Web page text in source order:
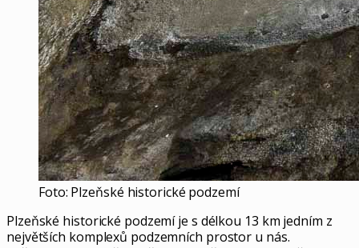
Foto: Plzeňské historické podzemí
Plzeňské historické podzemí je s délkou 13 km jedním z
největších komplexů podzemních prostor u nás.